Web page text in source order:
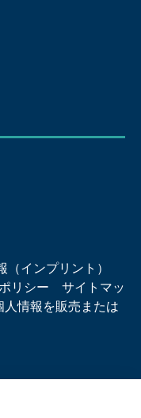
（インプリント）
リシー
サイトマッ
人情報を販売または